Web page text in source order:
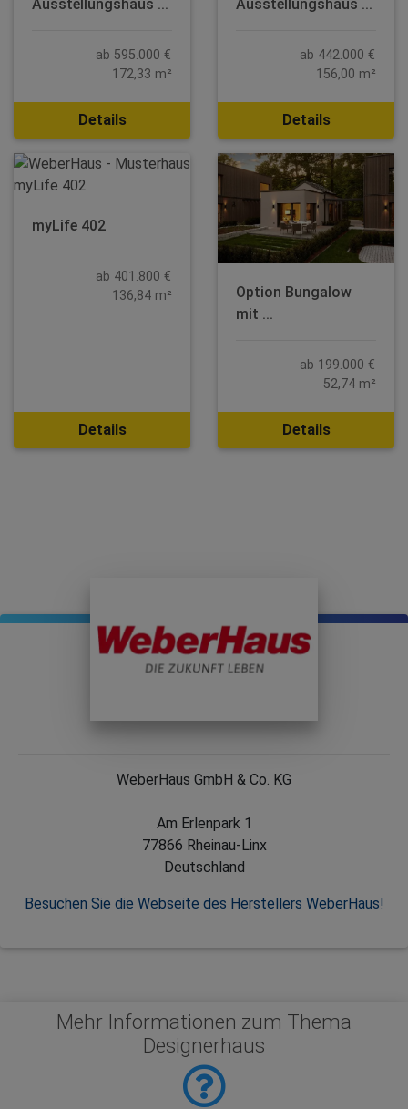
Ausstellungshaus ...
ab 595.000 €
172,33 m²
Details
Ausstellungshaus ...
ab 442.000 €
156,00 m²
Details
myLife 402
ab 401.800 €
136,84 m²
Details
Option Bungalow
mit ...
ab 199.000 €
52,74 m²
Details
WeberHaus GmbH & Co. KG
Am Erlenpark 1
77866 Rheinau-Linx
Deutschland
Besuchen Sie die Webseite des Herstellers WeberHaus!
Mehr Informationen zum Thema
Designerhaus